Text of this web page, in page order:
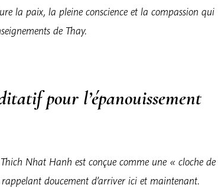
la paix, la pleine conscience et la compassion qui
de Thay.
pour l’épanouissement
Nhat Hanh est conçue comme une « cloche de
rappelant doucement d’arriver ici et maintenant.